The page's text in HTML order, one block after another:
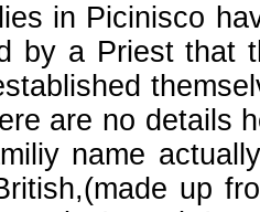
in Picinisco
by a Priest that
are no details
name
up